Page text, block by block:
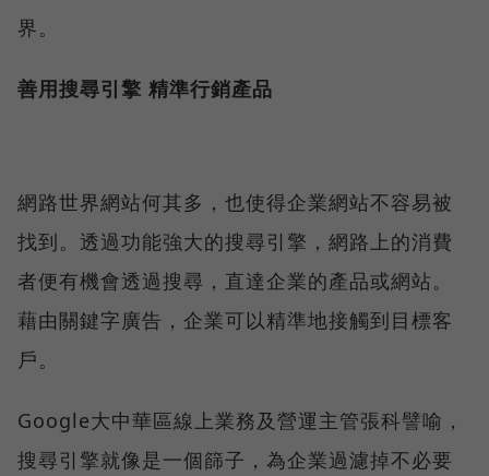
界。
善用搜尋引擎 精準行銷產品
網路世界網站何其多，也使得企業網站不容易被
找到。透過功能強大的搜尋引擎，網路上的消費
者便有機會透過搜尋，直達企業的產品或網站。
藉由關鍵字廣告，企業可以精準地接觸到目標客
戶。
Google大中華區線上業務及營運主管張科譬喻，
搜尋引擎就像是一個篩子，為企業過濾掉不必要